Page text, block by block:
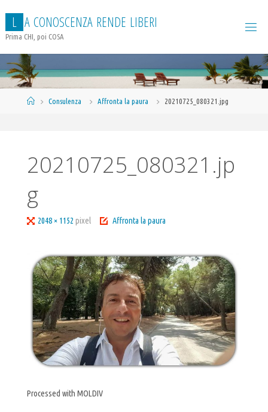
contenuto
L A CONOSCENZA RENDE LIBERI
Prima CHI, poi COSA
HomeConsulenza Affronta la paura 20210725_080321.jpg
20210725_080321.jp
g
Tutta2048 × 1152pixel Affronta la paura
Processed with MOLDIV